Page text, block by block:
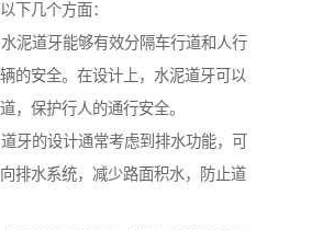
下几个方面：
泥道牙能够有效分隔车行道和人行
的安全。在设计上，水泥道牙可以
，保护行人的通行安全。
牙的设计通常考虑到排水功能，可
排水系统，减少路面积水，防止道